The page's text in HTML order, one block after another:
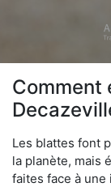
Comment
Les blattes font
la planète, mais
faites face à